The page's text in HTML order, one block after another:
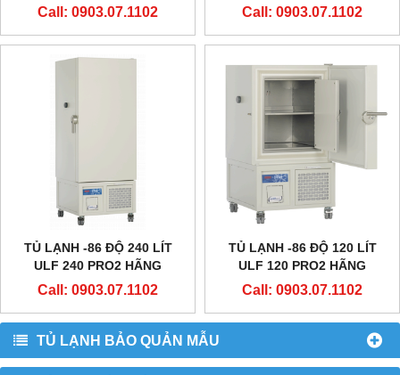
TỦ LẠNH BẢO QUẢN MẪU
EVERMED - Ý
Call: 0903.07.1102
EVERMED - Ý
Call: 0903.07.1102
TỦ LẠNH -86 ĐỘ 240 LÍT
ULF 240 PRO2 HÃNG
EVERMED - Ý
Call: 0903.07.1102
TỦ LẠNH -86 ĐỘ 120 LÍT
ULF 120 PRO2 HÃNG
EVERMED - Ý
Call: 0903.07.1102